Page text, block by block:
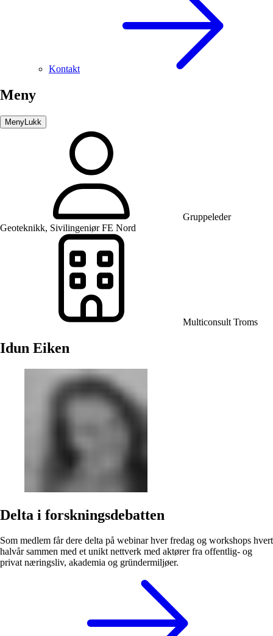
Kontakt
Meny
Meny Lukk
Gruppeleder
Geoteknikk, Sivilingeniør FE Nord
Multiconsult Troms
Idun Eiken
Delta i forskningsdebatten
Som medlem får dere delta på webinar hver fredag og workshops hvert
halvår sammen med et unikt nettverk med aktører fra offentlig- og
privat næringsliv, akademia og gründermiljøer.